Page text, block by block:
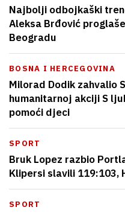
Najbolji odbojkaški
Aleksa Brđović
Beogradu
BOSNA I HERCEGOVINA
Milorad Dodik zahvalio
humanitarnoj akciji S
pomoći djeci
SPORT
Bruk Lopez razbio
Klipersi slavili 119:103,
SPORT